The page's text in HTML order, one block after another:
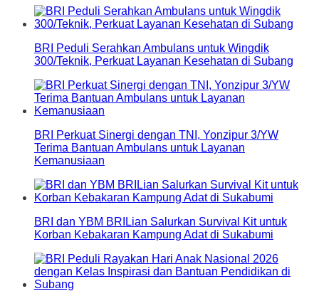
BRI Peduli Serahkan Ambulans untuk Wingdik
300/Teknik, Perkuat Layanan Kesehatan di Subang
BRI Perkuat Sinergi dengan TNI, Yonzipur 3/YW
Terima Bantuan Ambulans untuk Layanan
Kemanusiaan
BRI dan YBM BRILian Salurkan Survival Kit untuk
Korban Kebakaran Kampung Adat di Sukabumi